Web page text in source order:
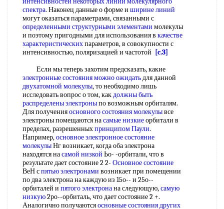
спектра. Наконец данные о форме и ширине линий
могут оказаться параметрами, связанными с
определенными структурными элементами молекулы
и поэтому пригодными для использования в качестве
характеристическихпараметров, в совокупности с
интенсивностью, поляризацией и частотой
[c.3]
Если мы теперь захотим предсказать, какие
электронные состоянияможно ожидатьдля данной
двухатомной молекулы, то необходимо лишь
исследовать вопрос о том, какдолжны быть
распределены электроныпо возможным орбиталям.
Для полученияосновного состояния молекулывсе
электроны помещаются насамые низкиеорбитали в
пределах, разрешенныхпринципом Паули.
Например,основное электронное состояние
молекулыНг возникает, когда оба электрона
находятся насамой низкой Ьо- -орбитали, что в
результате дает состояние 2 2- Основное состояние
ВеН спятью электронами возникает при помещении
по два электрона на каждую из 15о-- и 25о--
орбиталей и пятого электронана следующую,самую
низкую2ро--орбиталь, что дает состояние 2 +.
Аналогично получаютсяосновные состояниядругих